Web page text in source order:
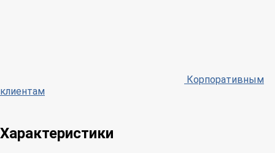
Корпоративным
клиентам
Характеристики